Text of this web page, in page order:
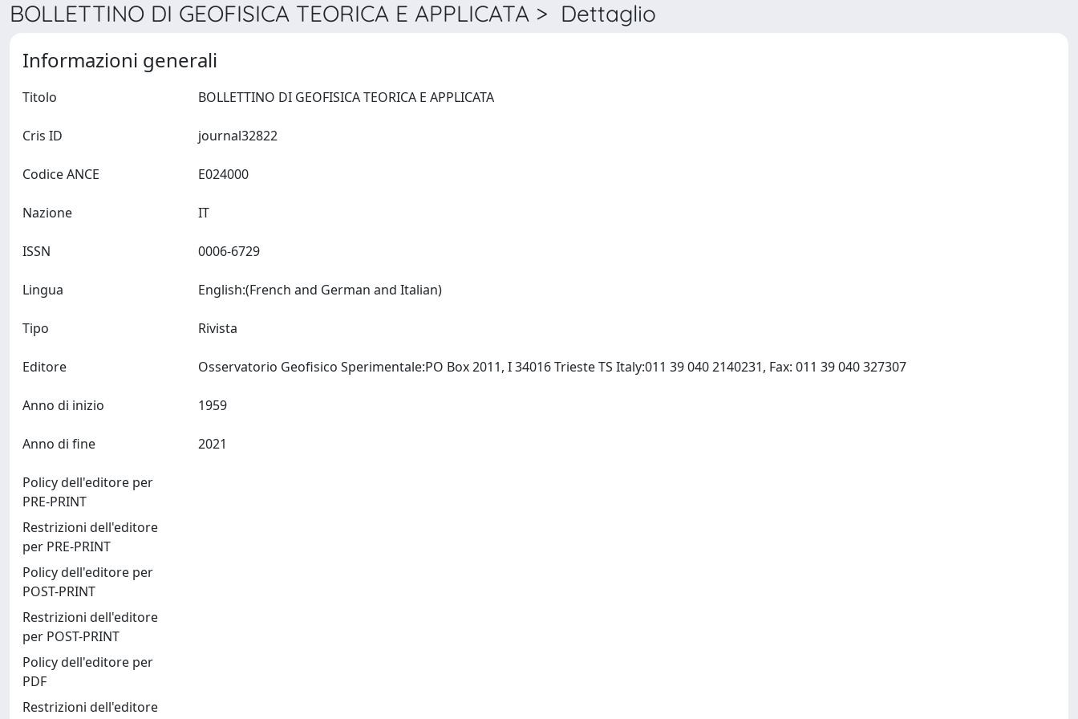
BOLLETTINO DI GEOFISICA TEORICA E APPLICATA > Dettaglio
Informazioni generali
Titolo
Cris ID
Codice ANCE
Nazione
ISSN
Lingua
Tipo Rivista
Editore
Anno di inizio
Anno di fine
Policy dell'editore per
PRE-PRINT
Restrizioni dell'editore
per PRE-PRINT
Policy dell'editore per
POST-PRINT
Restrizioni dell'editore
per POST-PRINT
Policy dell'editore per
PDF
Restrizioni dell'editore